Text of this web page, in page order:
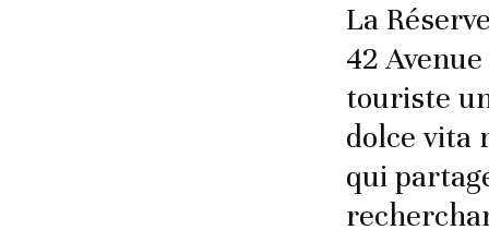
La
42
touriste
dolce vita
qui